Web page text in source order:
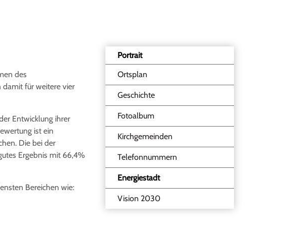
Portrait
Ortsplan
Geschichte
Fotoalbum
Kirchgemeinden
Telefonnummern
Energiestadt
(ausgewählt)
Vision 2030
des
damit für weitere vier
Entwicklung ihrer
ist ein
Die bei der
Ergebnis mit 66,4%
Bereichen wie: